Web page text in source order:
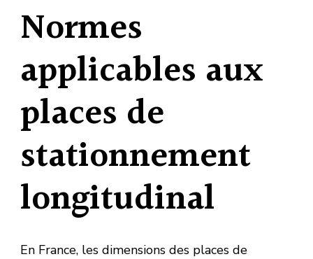
Normes
applicables aux
places de
stationnement
longitudinal
En France, les dimensions des places de